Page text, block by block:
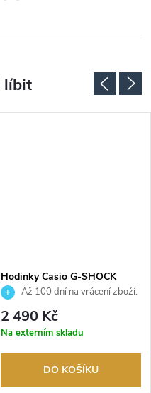
Hodinky Casio G-SHOCK
GMA-P2100SA-1A1ER
Až 100 dní na vrácení zboží.
Autorizovaný prodejce.
2 490 Kč
Na externím skladu
DO KOŠÍKU